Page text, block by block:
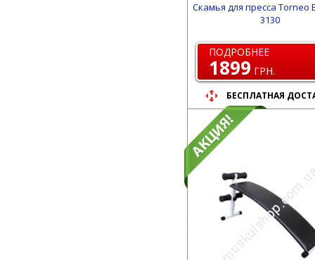
Скамья для пресса Torneo
3130
ПОДРОБНЕЕ
1899 ГРН.
БЕСПЛАТНАЯ